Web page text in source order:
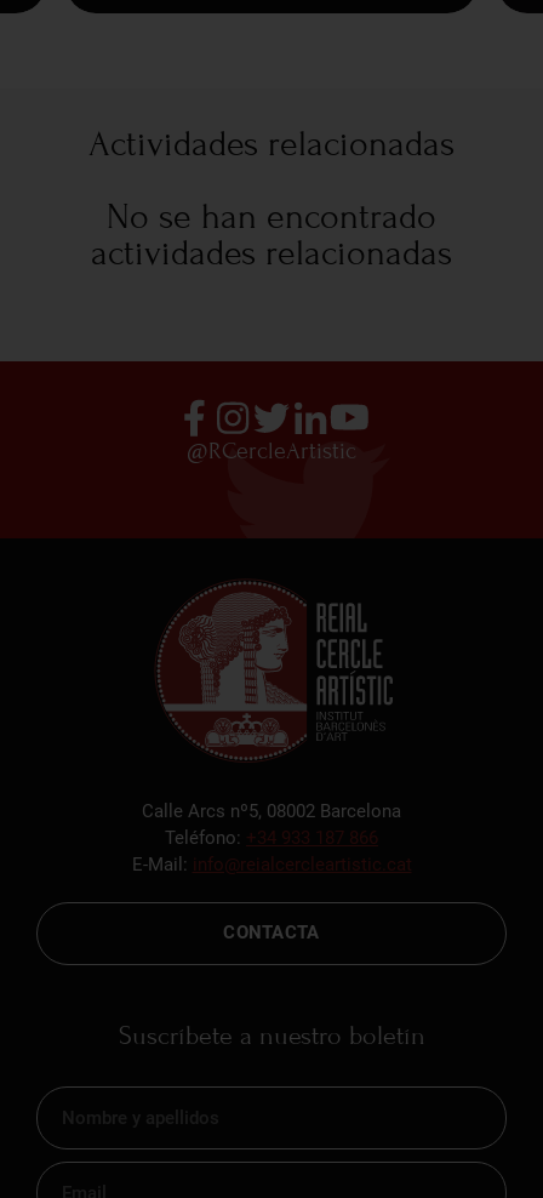
Actividades relacionadas
No se han encontrado
actividades relacionadas
@RCercleArtistic
Calle Arcs nº5, 08002 Barcelona
Teléfono: +34 933 187 866
E-Mail: info@reialcercleartistic.cat
CONTACTA
Suscríbete a nuestro boletín